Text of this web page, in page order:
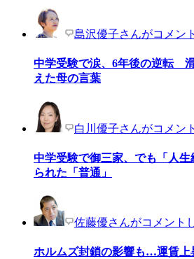
島沢優子さんがコメン
中学受験で涙、6年後の逆転
えた母の言葉
白川優子さんがコメン
中学受験で御三家、でも「人
られた「普通」
佐藤優さんがコメント
ホルムズ封鎖の影響も…運賃